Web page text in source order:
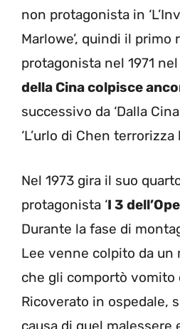
non protagonista in
Marlowe’, quindi il primo
protagonista nel 1971
della Cina colpisce
successivo da ‘Dalla
‘L’urlo di Chen terrorizza
Nel 1973 gira il suo
protagonista ‘I 3
Durante la fase di
Lee venne colpito da un
che gli comportò vomito
Ricoverato in ospedale,
causa di quel malessere